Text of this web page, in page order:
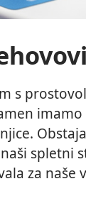
s
spletni
za naše